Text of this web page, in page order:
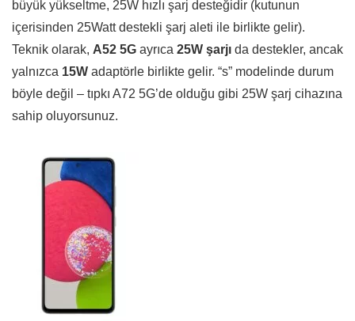
büyük yükseltme, 25W hızlı şarj desteğidir (kutunun
içerisinden 25Watt destekli şarj aleti ile birlikte gelir).
Teknik olarak, A52 5G ayrıca 25W şarjı da destekler, ancak
yalnızca 15W adaptörle birlikte gelir. “s” modelinde durum
böyle değil – tıpkı A72 5G’de olduğu gibi 25W şarj cihazına
sahip oluyorsunuz.